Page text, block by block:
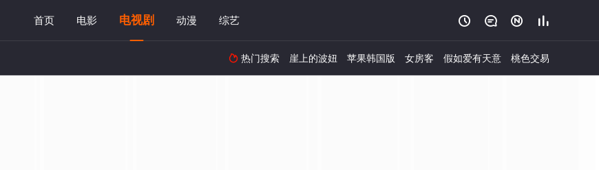
首页 电影 电视剧 动漫 综艺    
 热门搜索 崖上的波妞 苹果韩国版 女房客 假如爱有天意 桃色交易